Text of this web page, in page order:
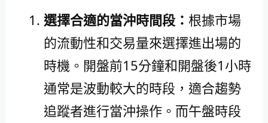
選擇合適的當沖時間段： 根據市場
的流動性和交易量來選擇進出場的
時機。開盤前15分鐘和開盤後1小時
通常是波動較大的時段，適合趨勢
追蹤者進行當沖操作。而午盤時段